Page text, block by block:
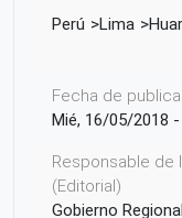
Perú
Lima
Fecha de
Mié, 16/05/2018 -
Responsable de
(Editorial)
Gobierno